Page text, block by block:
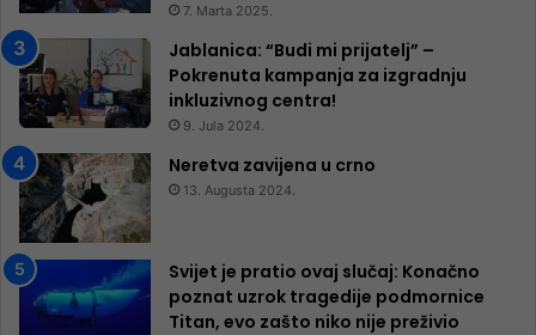
7. Marta 2025.
Jablanica: “Budi mi prijatelj” –
Pokrenuta kampanja za izgradnju
inkluzivnog centra!
9. Jula 2024.
Neretva zavijena u crno
13. Augusta 2024.
Svijet je pratio ovaj slučaj: Konačno
poznat uzrok tragedije podmornice
Titan, evo zašto niko nije preživio